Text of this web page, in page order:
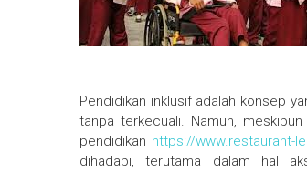
Pendidikan inklusif adalah konsep
tanpa terkecuali. Namun,
pendidikan https://www.restaurant-
dihadapi, terutama dalam hal